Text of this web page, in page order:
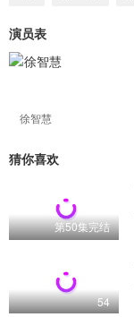
演员表
徐智慧
猜你喜欢
第50集完结
54